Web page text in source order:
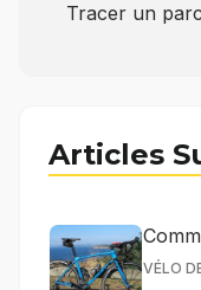
Tracer un
Articles
VÉLO